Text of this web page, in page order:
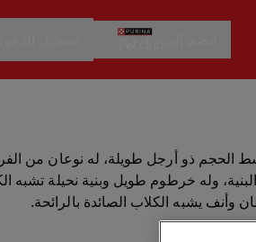
الحجم ذو أرجل طويلة، له نوعان من
وله خرطوم طويل وبنية نحيلة تشبه
وأنف يشبه الكلاب الصائدة بالرائحة.